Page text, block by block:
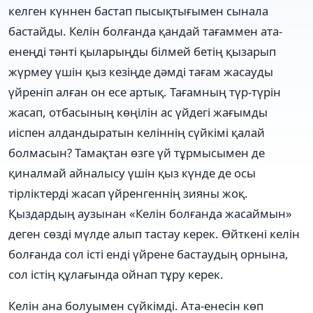
келген күннен бастап пысықтығымен сынала
бастайды. Келін болғанда қандай тағаммен ата-
енеңді тәнті қыларыңды білмей бетің қызарып
жүрмеу үшін қыз кезіңде дәмді тағам жасауды
үйреніп алған он есе артық. Тағамның түр-түрін
жасап, отбасының көңілін ас үйдегі жағымды
иіспен алдандыратын келіннің сүйкімі қалай
болмасын? Тамақтан өзге үй тұрмысымен де
қиналмай айналысу үшін қыз күнде де осы
тірліктерді жасап үйренгеннің зияны жоқ.
Қыздардың аузынан «Келін болғанда жасаймын»
деген сөзді мүлде алып тастау керек. Өйткені келін
болғанда сол істі енді үйрене бастаудың орнына,
сол істің құлағында ойнап тұру керек.
Келін ана болуымен сүйкімді. Ата-енесін көп